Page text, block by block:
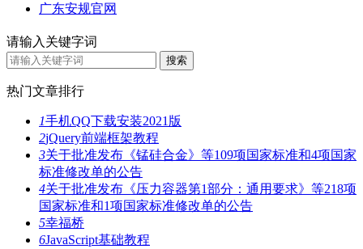
广东安规官网
请输入关键字词
热门文章排行
1手机QQ下载安装2021版
2jQuery前端框架教程
3关于批准发布《锰硅合金》等109项国家标准和4项国家
标准修改单的公告
4关于批准发布《压力容器第1部分：通用要求》等218项
国家标准和1项国家标准修改单的公告
5幸福桥
6JavaScript基础教程